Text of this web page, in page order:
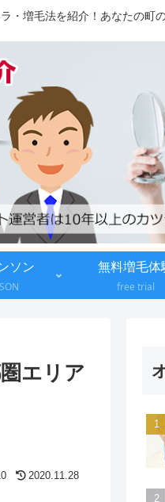
・増毛法を紹介！あなたの町
ソン
無料増毛体
free trial
エリア
2020.11.28